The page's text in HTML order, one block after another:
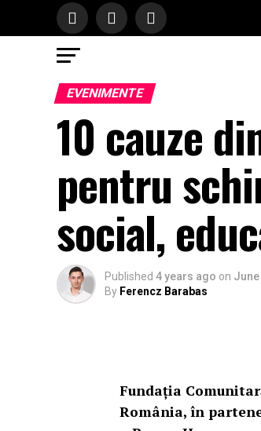
EVENIMENTE
10 cauze
pentru
social,
Published 4 years ago on June
By Ferencz Barabas
Fundația
România, în